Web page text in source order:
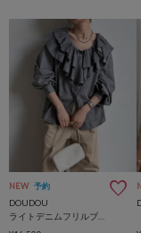
NEW 予約
DOUDOU